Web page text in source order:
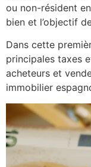
ou non-résident
bien et l’objectif
Dans cette
principales taxes
acheteurs et
immobilier